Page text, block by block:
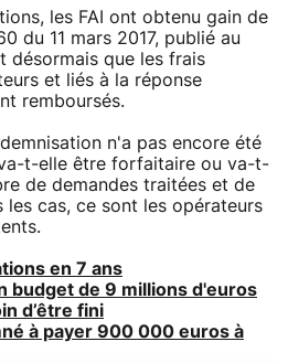
les FAI ont obtenu gain de
du 11 mars 2017, publié au
désormais que les frais
et liés à la réponse
remboursés.
n'a pas encore été
t-elle être forfaitaire ou va-t-
de demandes traitées et de
les cas, ce sont les opérateurs
en 7 ans
budget de 9 millions d'euros
d’être fini
à payer 900 000 euros à